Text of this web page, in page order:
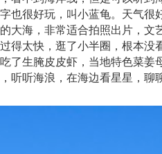
也很好玩，叫小蓝龟。天气很
大海，非常适合拍照出片，文
得太快，逛了小半圈，根本没
生腌皮皮虾，当地特色菜姜
听听海浪，在海边看星星，聊